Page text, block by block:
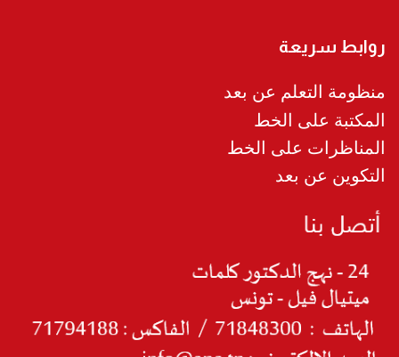
روابط سريعة
منظومة التعلم عن بعد
المكتبة على الخط
المناظرات على الخط
التكوين عن بعد